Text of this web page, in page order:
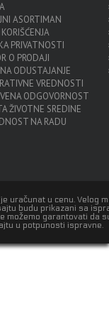
ASORTIMAN
PRIVATNOSTI
O PRODAJI
ODUSTAJANJE
VREDNOSTI
ODGOVORNOST
ŽIVOTNE SREDINE
NA RADU
uračunat u cenu. Velog
budu prikazani sa
možemo garantovati da
u potpunosti ispravne.